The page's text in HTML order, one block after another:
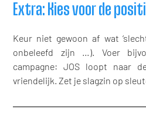
Extra: Kies voor de
Keur niet gewoon af wat
onbeleefd zijn …). Voer
campagne: JOS loopt naar
vriendelijk. Zet je slagzin op